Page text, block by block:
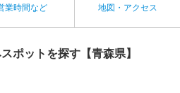
業時間など 地図・アクセス
ポットを探す【青森県】